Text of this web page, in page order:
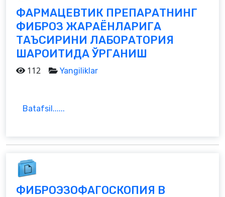
ФАРМАЦЕВТИК ПРЕПАРАТНИНГ
ФИБРОЗ ЖАРАЁНЛАРИГА
ТАЪСИРИНИ ЛАБОРАТОРИЯ
ШАРОИТИДА ЎРГАНИШ
112 Yangiliklar
Batafsil......
ФИБРОЭЗОФАГОСКОПИЯ В